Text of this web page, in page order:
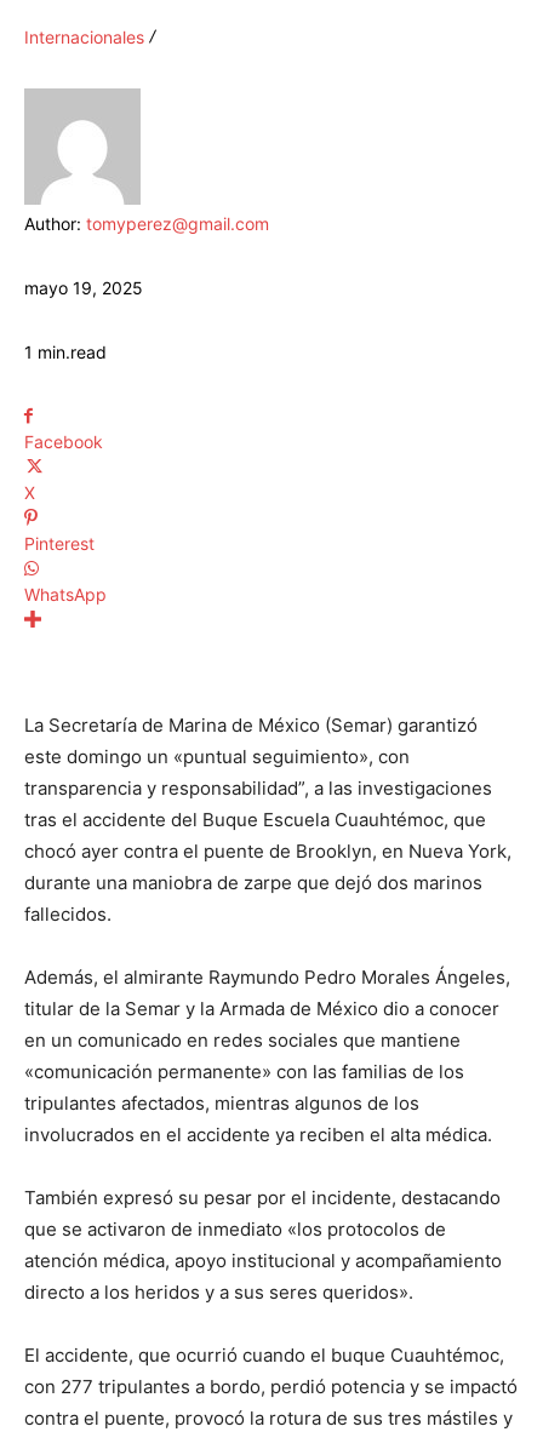
Internacionales
Author: tomyperez@gmail.com
mayo 19, 2025
1 min.read
Facebook
X
Pinterest
WhatsApp
La Secretaría de Marina de México (Semar) garantizó
este domingo un «puntual seguimiento», con
transparencia y responsabilidad”, a las investigaciones
tras el accidente del Buque Escuela Cuauhtémoc, que
chocó ayer contra el puente de Brooklyn, en Nueva York,
durante una maniobra de zarpe que dejó dos marinos
fallecidos.
Además, el almirante Raymundo Pedro Morales Ángeles,
titular de la Semar y la Armada de México dio a conocer
en un comunicado en redes sociales que mantiene
«comunicación permanente» con las familias de los
tripulantes afectados, mientras algunos de los
involucrados en el accidente ya reciben el alta médica.
También expresó su pesar por el incidente, destacando
que se activaron de inmediato «los protocolos de
atención médica, apoyo institucional y acompañamiento
directo a los heridos y a sus seres queridos».
El accidente, que ocurrió cuando el buque Cuauhtémoc,
con 277 tripulantes a bordo, perdió potencia y se impactó
contra el puente, provocó la rotura de sus tres mástiles y